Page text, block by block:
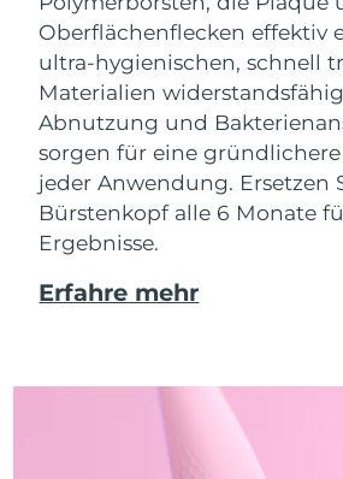
Oberflächenflecken effektiv
ultra-hygienischen, schnell
Materialien
Abnutzung und
sorgen für eine
jeder Anwendung. Ersetzen
Bürstenkopf alle 6 Monate
Ergebnisse.
Erfahre mehr